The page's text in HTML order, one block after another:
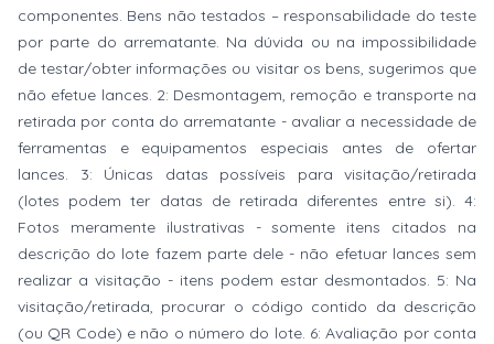
componentes. Bens não testados – responsabilidade do teste
por parte do arrematante. Na dúvida ou na impossibilidade
de testar/obter informações ou visitar os bens, sugerimos que
não efetue lances. 2: Desmontagem, remoção e transporte na
retirada por conta do arrematante - avaliar a necessidade de
ferramentas e equipamentos especiais antes de ofertar
lances. 3: Únicas datas possíveis para visitação/retirada
(lotes podem ter datas de retirada diferentes entre si). 4:
Fotos meramente ilustrativas - somente itens citados na
descrição do lote fazem parte dele - não efetuar lances sem
realizar a visitação - itens podem estar desmontados. 5: Na
visitação/retirada, procurar o código contido da descrição
(ou QR Code) e não o número do lote. 6: Avaliação por conta